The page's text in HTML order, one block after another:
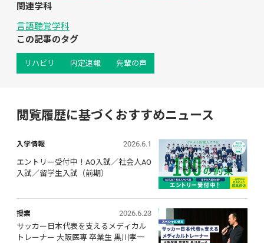
関連学科
言語聴覚学科
この記事のタグ
リハビリ 内定速報 先輩の声
閲覧履歴に基づくおすすめニュース
入学情報 2026.6.1
エントリー受付中！AO入試／社会人AO
入試／留学生入試（前期）
授業
2026.6.23
サッカー日本代表を支えるメディカル
トレーナー 大阪医専 卒業生 黒川孝一